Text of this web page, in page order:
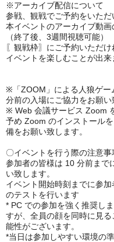
※アーカイブ配信について
参戦、観戦でご予約をいただ
本イベントのアーカイブ動画
（終了後、3週間視聴可能）
〖観戦枠〗にご予約いただ
イベントを楽しむことが出来
※「ZOOM」による人狼ゲー
分前の入場にご協力をお願い
※ Web 会議サービス Zoom
予め Zoom のインストールを
備をお願い致します。
〇イベントを行う際の注意事
参加者の皆様は 10 分前まで
い致します。
イベント開始時刻までに参
のテストを行います
* PC での参加を強く推奨し
すが、 全員の顔を同時に見
能性がございます。
*当日は参加しやすい環境の